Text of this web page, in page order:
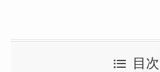
目次